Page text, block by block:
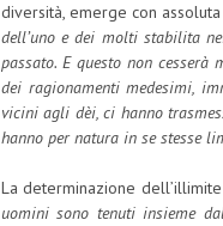
diversità, emerge con
dell’uno e dei molti stabilita
passato. E questo non
dei ragionamenti medesimi,
vicini agli dèi, ci hanno
hanno per natura in se stesse
La determinazione
uomini sono tenuti insieme